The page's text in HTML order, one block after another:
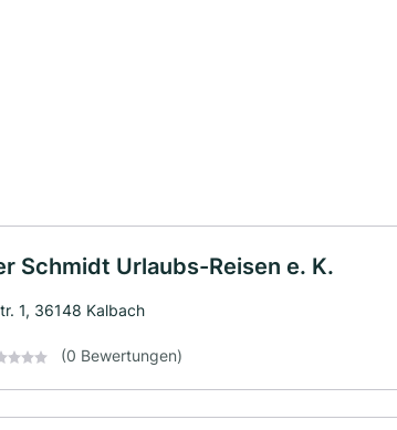
Schmidt Urlaubs-Reisen e. K.
1, 36148 Kalbach
(0 Bewertungen)